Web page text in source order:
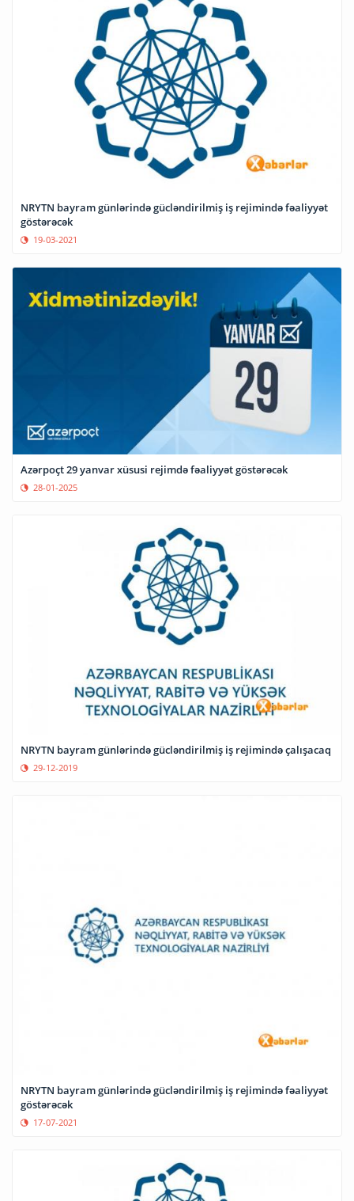
NRYTN bayram günlərində gücləndirilmiş iş rejimində fəaliyyət
göstərəcək
19-03-2021
Azərpoçt 29 yanvar xüsusi rejimdə fəaliyyət göstərəcək
28-01-2025
NRYTN bayram günlərində gücləndirilmiş iş rejimində çalışacaq
29-12-2019
NRYTN bayram günlərində gücləndirilmiş iş rejimində fəaliyyət
göstərəcək
17-07-2021